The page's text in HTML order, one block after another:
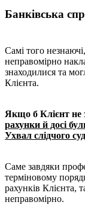
Банківська
Самі того
неправомірно
знаходилися та
Клієнта.
Якщо б Клієнт не
рахунки й досі
Ухвал слідчого
Саме завдяки
терміновому
рахунків Клієнта,
неправомірно.